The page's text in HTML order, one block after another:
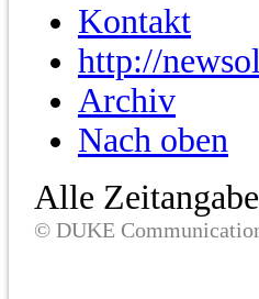
Kontakt
http://
Archiv
Nach oben
Alle
© DUKE